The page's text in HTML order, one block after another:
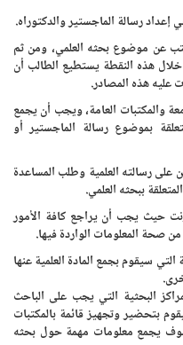
رسالة الماجستير والدكتوراه.
عن موضوع بحثه العلمي، ومن ثم
هذه النقطة يستطيع الطالب أن
عليه هذه المصادر.
والمكتبات العامة، ويجب أن يجمع
بموضوع رسالة الماجستير أو
رسالته العلمية وطلب المساعدة
ببحثه العلمي.
حيث يجب أن يراجع كافة الأمور
صحة المعلومات الواردة فيها.
سيقوم بجمع المادة العلمية عنها
البحثية التي يجب على الباحث
بتحضير وتجهيز قائمة بالمكتبات
سوف يجمع معلومات مهمة حول بحثه